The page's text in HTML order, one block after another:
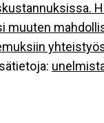
muuten